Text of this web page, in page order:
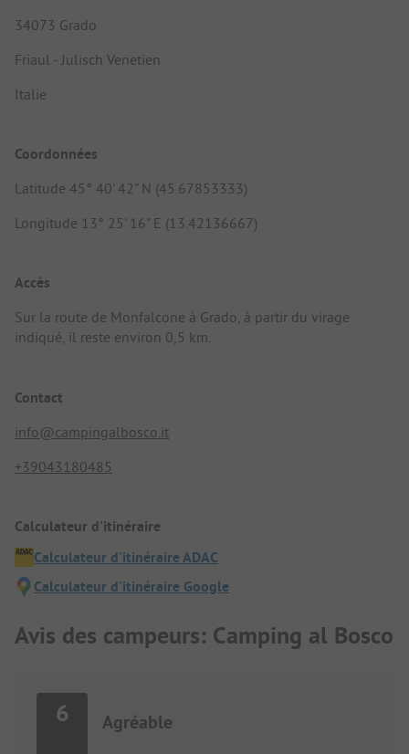
34073 Grado
Friaul - Julisch Venetien
Italie
Coordonnées
Latitude 45° 40' 42" N (45.67853333)
Longitude 13° 25' 16" E (13.42136667)
Accès
Sur la route de Monfalcone à Grado, à partir du virage
indiqué, il reste environ 0,5 km.
Contact
info@campingalbosco.it
+39043180485
Calculateur d'itinéraire
Calculateur d'itinéraire ADAC
Calculateur d'itinéraire Google
Avis des campeurs: Camping al Bosco
6 Agréable